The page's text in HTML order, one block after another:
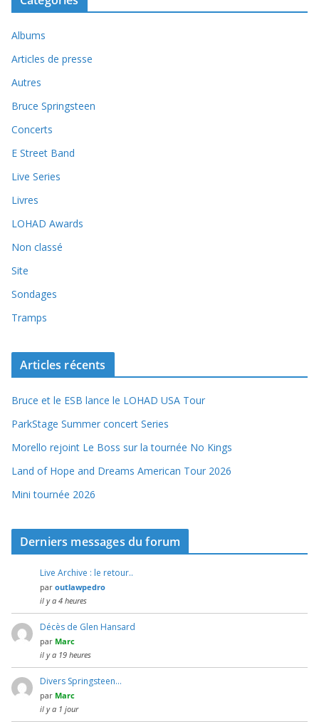
Albums
Articles de presse
Autres
Bruce Springsteen
Concerts
E Street Band
Live Series
Livres
LOHAD Awards
Non classé
Site
Sondages
Tramps
Articles récents
Bruce et le ESB lance le LOHAD USA Tour
ParkStage Summer concert Series
Morello rejoint Le Boss sur la tournée No Kings
Land of Hope and Dreams American Tour 2026
Mini tournée 2026
Derniers messages du forum
Live Archive : le retour..
par outlawpedro
il y a 4 heures
Décès de Glen Hansard
par Marc
il y a 19 heures
Divers Springsteen…
par Marc
il y a 1 jour